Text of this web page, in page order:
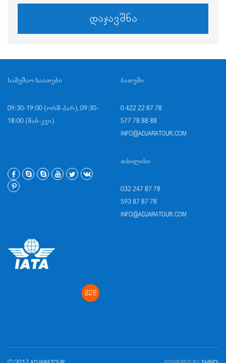
ᲓᲐᲯᲐᲕᲨᲜᲐ
ᲡᲐᲛᲣᲨᲐᲝ ᲡᲐᲐᲗᲔᲑᲘ
09:30-19:00 (ᲝᲠᲨ-ᲞᲐᲠ), 09:30-
18:00 (ᲨᲐᲑ-ᲙᲕᲘ)
ᲑᲐᲗᲣᲛᲘ
0 422 22 87 78
577 78 88 88
INFO@ADJARATOUR.COM
ᲗᲑᲘᲚᲘᲡᲘ
032 247 87 78
593 87 87 78
INFO@ADJARATOUR.COM
B2B